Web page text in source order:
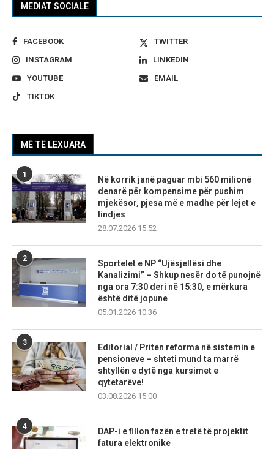
MEDIAT SOCIALE
FACEBOOK
TWITTER
INSTAGRAM
LINKEDIN
YOUTUBE
EMAIL
TIKTOK
MË TË LEXUARA
1
Në korrik janë paguar mbi 560 milionë
denarë për kompensime për pushim
mjekësor, pjesa më e madhe për lejet e
lindjes
28.07.2026 15:52
2
Sportelet e NP “Ujësjellësi dhe
Kanalizimi” – Shkup nesër do të punojnë
nga ora 7:30 deri në 15:30, e mërkura
është ditë jopune
05.01.2026 10:36
3
Editorial / Priten reforma në sistemin e
pensioneve – shteti mund ta marrë
shtyllën e dytë nga kursimet e
qytetarëve!
03.08.2026 15:00
4
DAP-i e fillon fazën e tretë të projektit
fatura elektronike